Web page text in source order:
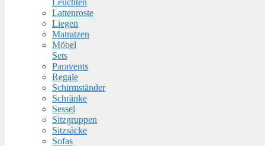
Leuchten
Lattenroste
Liegen
Matratzen
Möbel
Sets
Paravents
Regale
Schirmständer
Schränke
Sessel
Sitzgruppen
Sitzsäcke
Sofas